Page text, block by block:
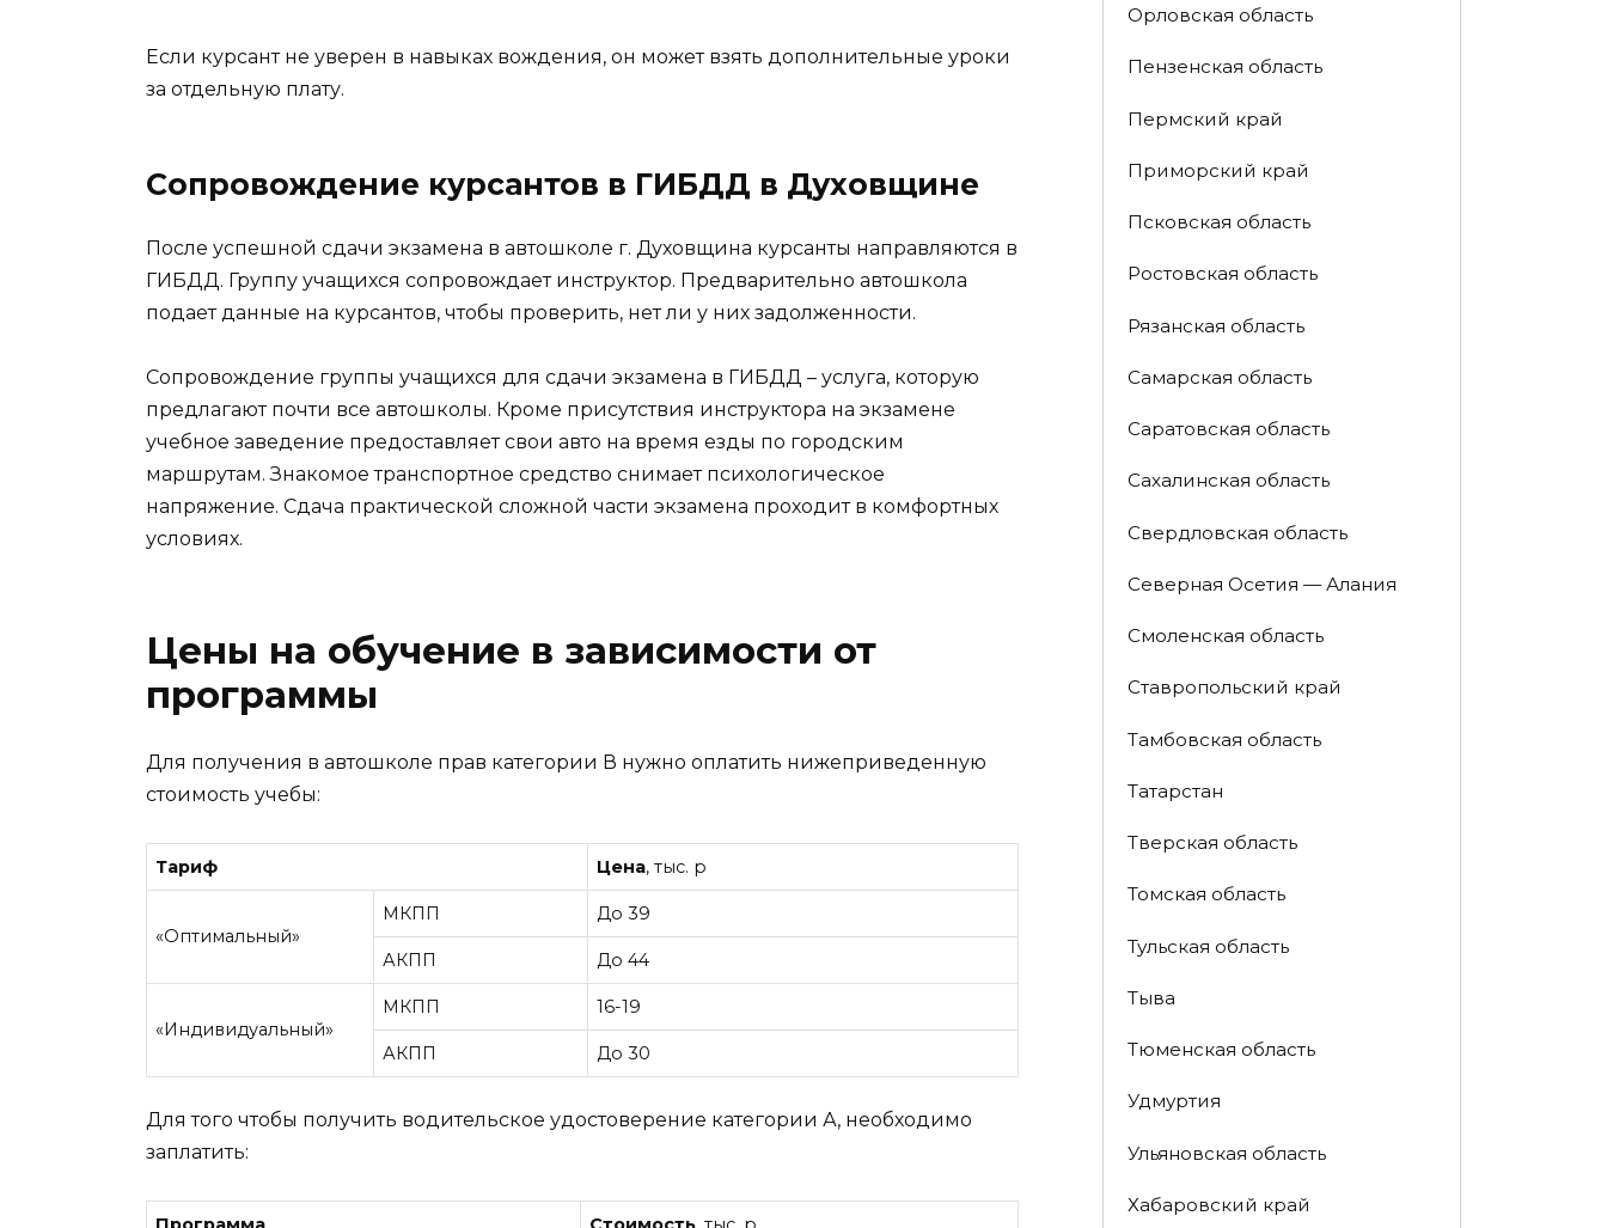
Если курсант не уверен в навыках вождения, он может взять дополнительные уроки
за отдельную плату.
Сопровождение курсантов в ГИБДД в Духовщине
После успешной сдачи экзамена в автошколе г. Духовщина курсанты направляются в
ГИБДД. Группу учащихся сопровождает инструктор. Предварительно автошкола
подает данные на курсантов, чтобы проверить, нет ли у них задолженности.
Сопровождение группы учащихся для сдачи экзамена в ГИБДД – услуга, которую
предлагают почти все автошколы. Кроме присутствия инструктора на экзамене
учебное заведение предоставляет свои авто на время езды по городским
маршрутам. Знакомое транспортное средство снимает психологическое
напряжение. Сдача практической сложной части экзамена проходит в комфортных
условиях.
Цены на обучение в зависимости от
программы
Для получения в автошколе прав категории В нужно оплатить нижеприведенную
стоимость учебы:
Тариф Цена, тыс. р
«Оптимальный»
МКПП До 39
АКПП До 44
«Индивидуальный»
МКПП 16-19
АКПП До 30
Для того чтобы получить водительское удостоверение категории А, необходимо
заплатить:
Орловская область
Пензенская область
Пермский край
Приморский край
Псковская область
Ростовская область
Рязанская область
Самарская область
Саратовская область
Сахалинская область
Свердловская область
Северная Осетия — Алания
Смоленская область
Ставропольский край
Тамбовская область
Татарстан
Тверская область
Томская область
Тульская область
Тыва
Тюменская область
Удмуртия
Ульяновская область
Хабаровский край